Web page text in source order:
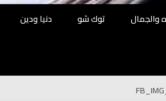
والجمال توك شو دنيا ودين